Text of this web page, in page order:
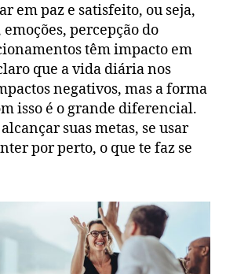
em paz e satisfeito, ou seja,
percepção do
têm impacto em
que a vida diária nos
negativos, mas a forma
isso é o grande diferencial.
suas metas, se usar
por perto, o que te faz se